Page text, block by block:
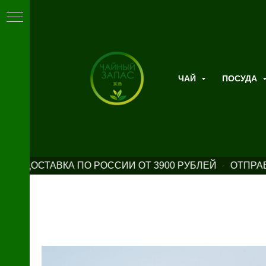
ЧАЙ ПОСУДА
ДОСТАВКА ПО РОССИИ ОТ 3900 РУБЛЕЙ